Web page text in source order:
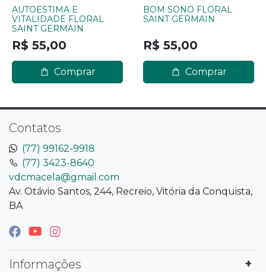
AUTOESTIMA E
VITALIDADE FLORAL
SAINT GERMAIN
R$ 55,00
Comprar
BOM SONO FLORAL
SAINT GERMAIN
R$ 55,00
Comprar
Contatos
(77) 99162-9918
(77) 3423-8640
vdcmacela@gmail.com
Av. Otávio Santos, 244, Recreio, Vitória da Conquista,
BA
Informações